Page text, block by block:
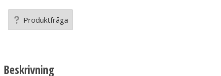
Produktfråga
Beskrivning